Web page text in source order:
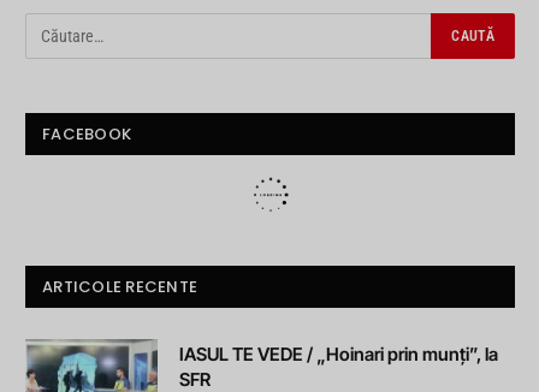
FACEBOOK
ARTICOLE RECENTE
IASUL TE VEDE / „Hoinari prin munți”, la
SFR